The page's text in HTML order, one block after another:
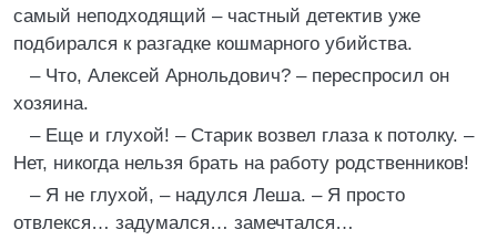
самый неподходящий – частный детектив уже
подбирался к разгадке кошмарного убийства.
– Что, Алексей Арнольдович? – переспросил он
хозяина.
– Еще и глухой! – Старик возвел глаза к потолку. –
Нет, никогда нельзя брать на работу родственников!
– Я не глухой, – надулся Леша. – Я просто
отвлекся… задумался… замечтался…